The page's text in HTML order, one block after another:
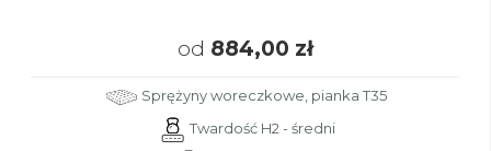
od 884,00 zł
Sprężyny woreczkowe, pianka T35
Twardość H2 - średni